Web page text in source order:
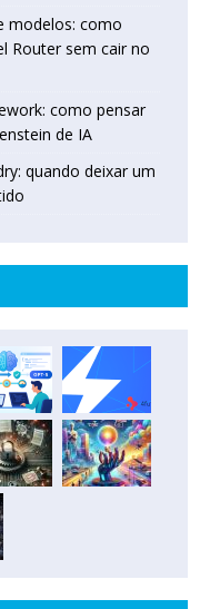
modelos: como
Router sem cair no
como pensar
de IA
quando deixar um